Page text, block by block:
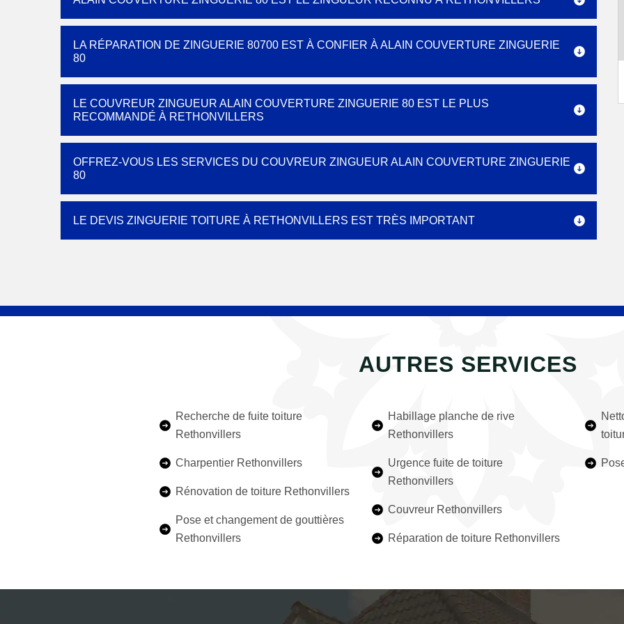
LA RÉPARATION DE ZINGUERIE 80700 EST À CONFIER À ALAIN COUVERTURE ZINGUERIE
80
LE COUVREUR ZINGUEUR ALAIN COUVERTURE ZINGUERIE 80 EST LE PLUS
RECOMMANDÉ À RETHONVILLERS
OFFREZ-VOUS LES SERVICES DU COUVREUR ZINGUEUR ALAIN COUVERTURE ZINGUERIE
80
LE DEVIS ZINGUERIE TOITURE À RETHONVILLERS EST TRÈS IMPORTANT
AUTRES SERVICES
Recherche de fuite toiture
Rethonvillers
Charpentier Rethonvillers
Rénovation de toiture Rethonvillers
Pose et changement de gouttières
Rethonvillers
Habillage planche de rive
Rethonvillers
Urgence fuite de toiture
Rethonvillers
Couvreur Rethonvillers
Réparation de toiture Rethonvillers